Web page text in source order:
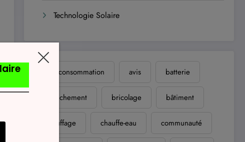
Technologie Solaire
autoconsommation avis batterie
branchement bricolage bâtiment
chauffage chauffe-eau communauté